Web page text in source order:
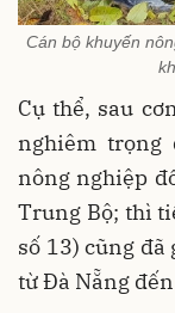
Cán bộ khuyến
Cụ thể, sau
nghiêm trọng
nông nghiệp
Trung Bộ; thì
số 13) cũng
từ Đà Nẵng